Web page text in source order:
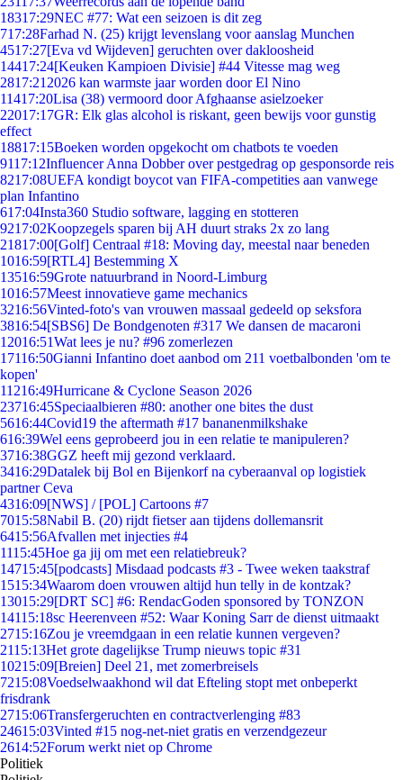
18317:29NEC #77: Wat een seizoen is dit zeg
717:28Farhad N. (25) krijgt levenslang voor aanslag Munchen
4517:27[Eva vd Wijdeven] geruchten over dakloosheid
14417:24[Keuken Kampioen Divisie] #44 Vitesse mag weg
2817:21 2026 kan warmste jaar worden door El Nino
11417:20Lisa (38) vermoord door Afghaanse asielzoeker
22017:17GR: Elk glas alcohol is riskant, geen bewijs voor gunstig
effect
18817:15Boeken worden opgekocht om chatbots te voeden
9117:12Influencer Anna Dobber over pestgedrag op gesponsorde reis
8217:08UEFA kondigt boycot van FIFA-competities aan vanwege
plan Infantino
617:04Insta360 Studio software, lagging en stotteren
9217:02Koopzegels sparen bij AH duurt straks 2x zo lang
21817:00[Golf] Centraal #18: Moving day, meestal naar beneden
1016:59[RTL4] Bestemming X
13516:59Grote natuurbrand in Noord-Limburg
1016:57Meest innovatieve game mechanics
3216:56Vinted-foto's van vrouwen massaal gedeeld op seksfora
3816:54[SBS6] De Bondgenoten #317 We dansen de macaroni
12016:51Wat lees je nu? #96 zomerlezen
17116:50Gianni Infantino doet aanbod om 211 voetbalbonden 'om te
kopen'
11216:49Hurricane & Cyclone Season 2026
23716:45Speciaalbieren #80: another one bites the dust
5616:44Covid19 the aftermath #17 bananenmilkshake
616:39Wel eens geprobeerd jou in een relatie te manipuleren?
3716:38GGZ heeft mij gezond verklaard.
3416:29Datalek bij Bol en Bijenkorf na cyberaanval op logistiek
partner Ceva
4316:09[NWS] / [POL] Cartoons #7
7015:58Nabil B. (20) rijdt fietser aan tijdens dollemansrit
6415:56Afvallen met injecties #4
1115:45Hoe ga jij om met een relatiebreuk?
14715:45[podcasts] Misdaad podcasts #3 - Twee weken taakstraf
1515:34Waarom doen vrouwen altijd hun telly in de kontzak?
13015:29[DRT SC] #6: RendacGoden sponsored by TONZON
14115:18sc Heerenveen #52: Waar Koning Sarr de dienst uitmaakt
2715:16Zou je vreemdgaan in een relatie kunnen vergeven?
2115:13Het grote dagelijkse Trump nieuws topic #31
10215:09[Breien] Deel 21, met zomerbreisels
7215:08Voedselwaakhond wil dat Efteling stopt met onbeperkt
frisdrank
2715:06Transfergeruchten en contractverlenging #83
24615:03Vinted #15 nog-net-niet gratis en verzendgezeur
2614:52Forum werkt niet op Chrome
Politiek